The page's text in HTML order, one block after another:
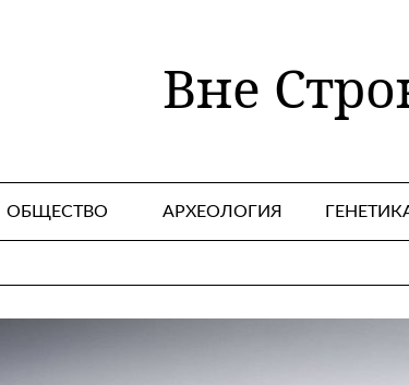
Вне
ОБЩЕСТВО АРХЕОЛОГИЯ